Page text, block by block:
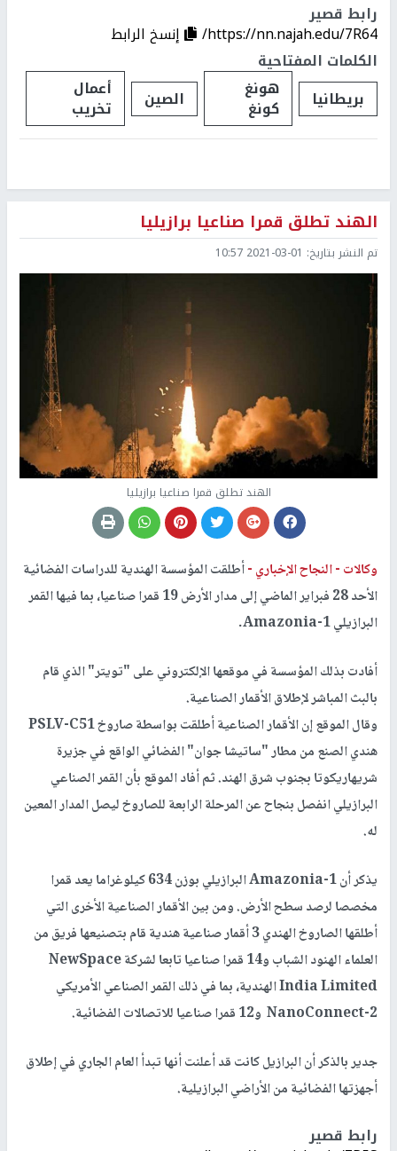
رابط قصير
https://nn.najah.edu/7R64/
إنسخ الرابط
الكلمات المفتاحية
بريطانيا
هونغ
كونغ الصين أعمال
تخريب
الهند تطلق قمرا صناعيا برازيليا
تم النشر بتاريخ: 2021-03-01 10:57
الهند تطلق قمرا صناعيا برازيليا
وكالات -النجاح الإخباري -أطلقت المؤسسة الهندية للدراسات الفضائية
الأحد 28 فبراير الماضي إلى مدار الأرض 19 قمرا صناعيا، بما فيها القمر
البرازيلي Amazonia-1.
أفادت بذلك المؤسسة في موقعها الإلكتروني على "تويتر" الذي قام
بالبث المباشر لإطلاق الأقمار الصناعية.
وقال الموقع إن الأقمار الصناعية أطلقت بواسطة صاروخ PSLV-C51
هندي الصنع من مطار "ساتيشا جوان" الفضائي الواقع في جزيرة
شريهاريكوتا بجنوب شرق الهند. ثم أفاد الموقع بأن القمر الصناعي
البرازيلي انفصل بنجاح عن المرحلة الرابعة للصاروخ ليصل المدار المعين
له.
يذكر أن Amazonia-1 البرازيلي بوزن 634 كيلوغراما يعد قمرا
مخصصا لرصد سطح الأرض. ومن بين الأقمار الصناعية الأخرى التي
أطلقها الصاروخ الهندي 3 أقمار صناعية هندية قام بتصنيعها فريق من
العلماء الهنود الشباب و14 قمرا صناعيا تابعا لشركة NewSpace
India Limited الهندية، بما في ذلك القمر الصناعي الأمريكي
NanoConnect-2 و12 قمرا صناعيا للاتصالات الفضائية.
جدير بالذكر أن البرازيل كانت قد أعلنت أنها تبدأ العام الجاري في إطلاق
أجهزتها الفضائية من الأراضي البرازيلية.
رابط قصير